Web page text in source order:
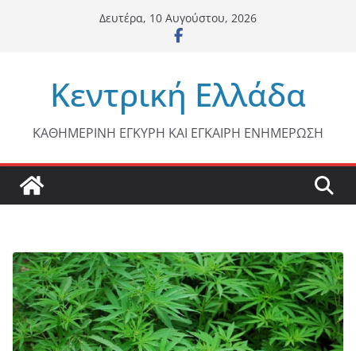
Δευτέρα, 10 Αυγούστου, 2026
Κεντρική Ελλάδα
ΚΑΘΗΜΕΡΙΝΗ ΕΓΚΥΡΗ ΚΑΙ ΕΓΚΑΙΡΗ ΕΝΗΜΕΡΩΣΗ